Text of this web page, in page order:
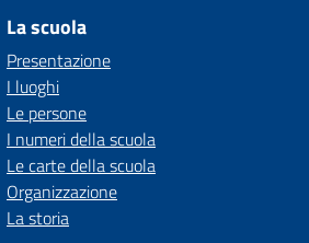
La scuola
Presentazione
I luoghi
Le persone
I numeri della scuola
Le carte della scuola
Organizzazione
La storia